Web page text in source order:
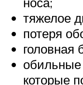
тяжелое
потеря
головная
которые